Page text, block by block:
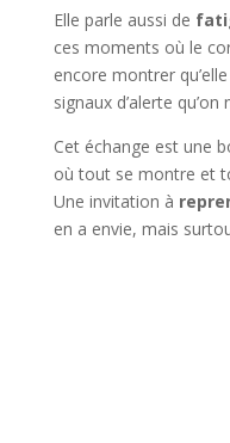
Elle parle aussi de
ces moments où le
encore montrer
signaux d’alerte
Cet échange est une
où tout se montre et
Une invitation à
en a envie, mais